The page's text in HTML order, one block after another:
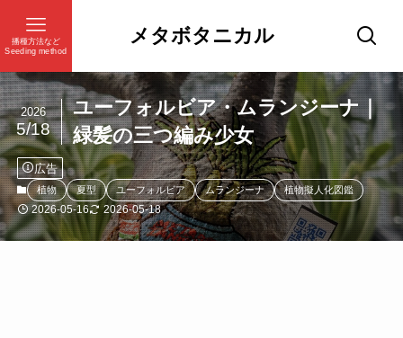
メタボタニカル
播種方法など
Seeding method
ユーフォルビア・ムランジーナ｜
緑髪の三つ編み少女
2026
5/18
広告
植物 夏型 ユーフォルビア ムランジーナ 植物擬人化図鑑
2026-05-16 2026-05-18